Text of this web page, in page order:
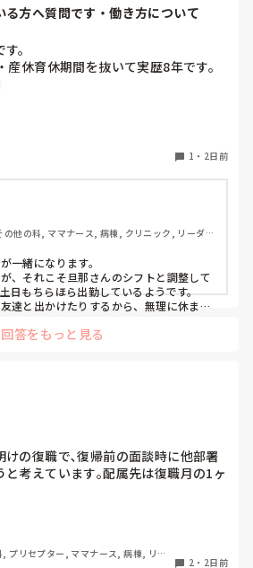
る方へ質問です・働き方について
。
休育休期間を抜いて実歴8年です。
んでいます。
生になります。
曜が休み)に備えて、
イム正社員から週4パート勤務9〜16時
ほぼ出勤、日曜もシフト次第で出勤で
放したくない…。
はできないので、同じくシフトの夫
か、低学年のうちはパートにするか。
看護師さん、働き方はどうされてま
1 ・ 2日前
他の科, ママナース, 病棟, クリニック, リーダ
一緒になります。
、それこそ旦那さんのシフトと調整して
日もちらほら出勤しているようです。
達と出かけたりするから、無理に休まな
回答をもっと見る
の復職で､復帰前の面談時に他部署
と考えています｡配属先は復職月の1ヶ
だまだどこの部署へ配属されるか定
学習しないというのは不安でたま
になっても良いように土台である解
ます｡皆さんならどのように対策され
プリセプター, ママナース, 病棟, リー
2 ・ 2日前